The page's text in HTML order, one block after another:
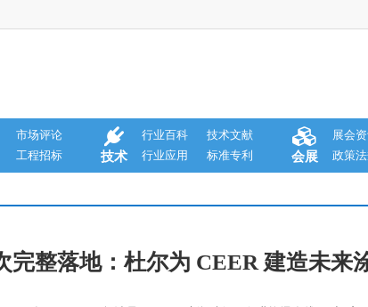
市场评论
工程招标 技术
行业百科
技术文献
行业应用
标准专利 会展
展会
政策
完整落地：杜尔为 CEER 建造未来